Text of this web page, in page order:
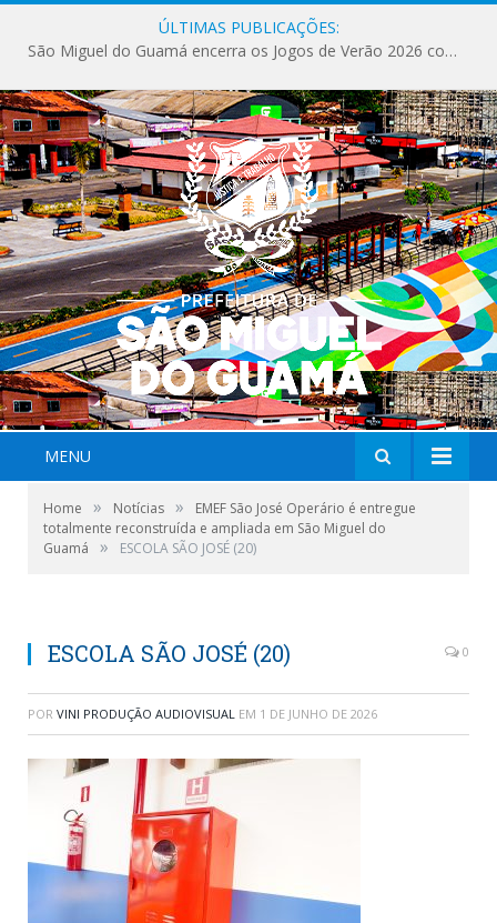
ÚLTIMAS PUBLICAÇÕES:
Milhares de fiéis tomam as ruas de São Miguel do Guamá em uma grande celebração de fé na Marcha para Jesus 2026.
MENU
Home » Notícias »
EMEF São José Operário é entregue
totalmente reconstruída e ampliada em São Miguel do
Guamá
» ESCOLA SÃO JOSÉ (20)
ESCOLA SÃO JOSÉ (20) 0
POR VINI PRODUÇÃO AUDIOVISUAL EM 1 DE JUNHO DE 2026